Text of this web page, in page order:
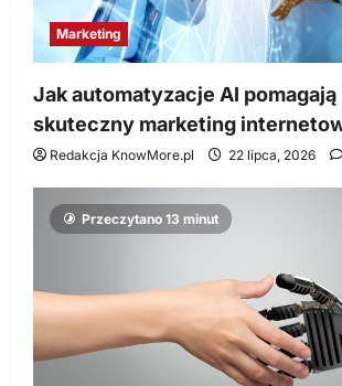
Marketing
Jak automatyzacje AI
skuteczny marketing
Redakcja KnowMore.pl 22 lipca, 2026
Przeczytano 13 minut